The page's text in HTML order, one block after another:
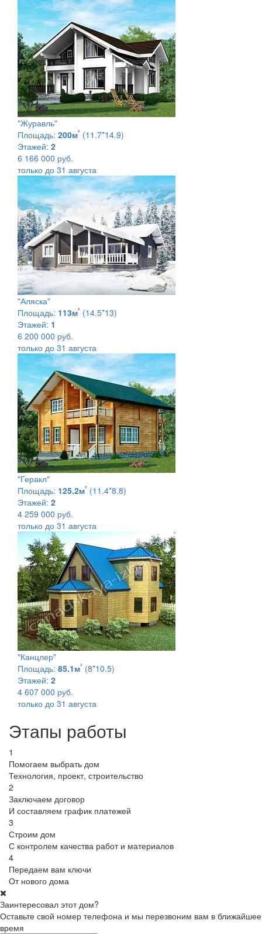
"Журавль"
Площадь: 200м² (11.7*14.9)
Этажей: 2
6 166 000 руб.
только до 31 августа
"Аляска"
Площадь: 113м² (14.5*13)
Этажей: 1
6 200 000 руб.
только до 31 августа
"Геракл"
Площадь: 125.2м² (11.4*8.8)
Этажей: 2
4 259 000 руб.
только до 31 августа
"Канцлер"
Площадь: 85.1м² (8*10.5)
Этажей: 2
4 607 000 руб.
только до 31 августа
Этапы работы
1
Помогаем выбрать дом
Технология, проект, строительство
2
Заключаем договор
И составляем график платежей
3
Строим дом
С контролем качества работ и материалов
4
Передаем вам ключи
От нового дома
Заинтересовал этот дом?
Оставьте свой номер телефона и мы перезвоним вам в ближайшее
время